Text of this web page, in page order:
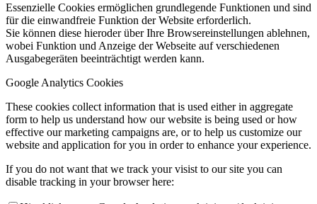
Essenzielle Cookies ermöglichen grundlegende Funktionen und sind
für die einwandfreie Funktion der Website erforderlich.
Sie können diese hieroder über Ihre Browsereinstellungen ablehnen,
wobei Funktion und Anzeige der Webseite auf verschiedenen
Ausgabegeräten beeinträchtigt werden kann.
Google Analytics Cookies
These cookies collect information that is used either in aggregate
form to help us understand how our website is being used or how
effective our marketing campaigns are, or to help us customize our
website and application for you in order to enhance your experience.
If you do not want that we track your visist to our site you can
disable tracking in your browser here: